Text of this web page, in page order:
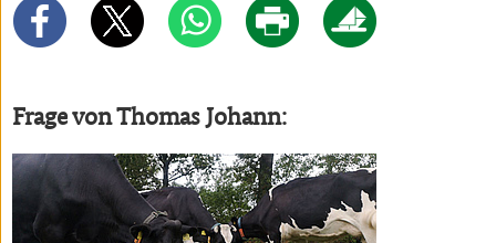
Frage von Thomas Johann: